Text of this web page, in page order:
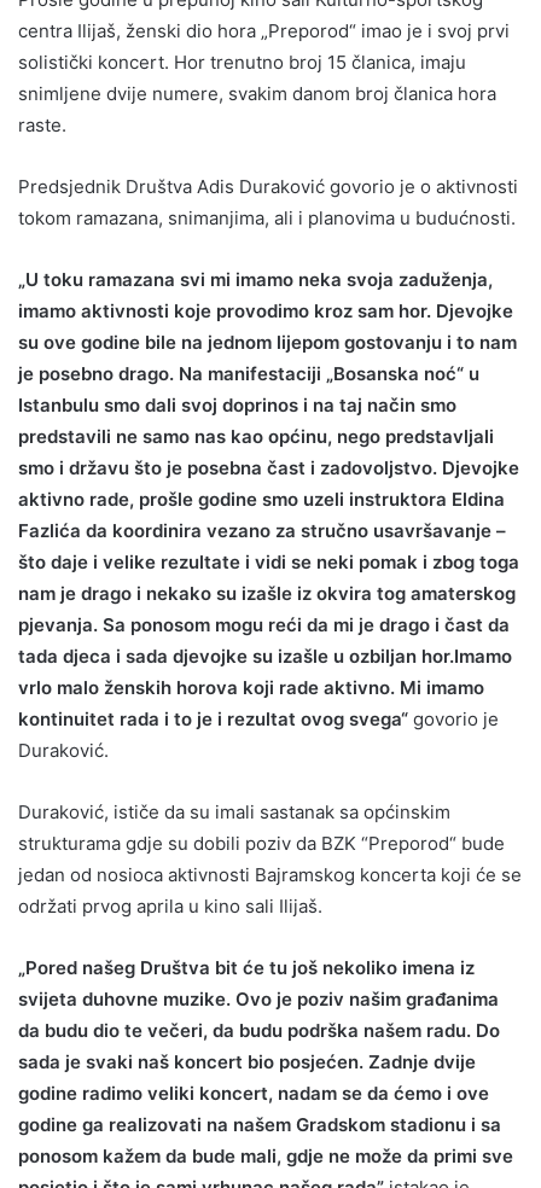
centra Ilijaš, ženski dio hora „Preporod“ imao je i svoj prvi
solistički koncert. Hor trenutno broj 15 članica, imaju
snimljene dvije numere, svakim danom broj članica hora
raste.
Predsjednik Društva Adis Duraković govorio je o aktivnosti
tokom ramazana, snimanjima, ali i planovima u budućnosti.
„U toku ramazana svi mi imamo neka svoja zaduženja,
imamo aktivnosti koje provodimo kroz sam hor. Djevojke
su ove godine bile na jednom lijepom gostovanju i to nam
je posebno drago. Na manifestaciji „Bosanska noć“ u
Istanbulu smo dali svoj doprinos i na taj način smo
predstavili ne samo nas kao općinu, nego predstavljali
smo i državu što je posebna čast i zadovoljstvo. Djevojke
aktivno rade, prošle godine smo uzeli instruktora Eldina
Fazlića da koordinira vezano za stručno usavršavanje –
što daje i velike rezultate i vidi se neki pomak i zbog toga
nam je drago i nekako su izašle iz okvira tog amaterskog
pjevanja. Sa ponosom mogu reći da mi je drago i čast da
tada djeca i sada djevojke su izašle u ozbiljan hor.Imamo
vrlo malo ženskih horova koji rade aktivno. Mi imamo
kontinuitet rada i to je i rezultat ovog svega“ govorio je
Duraković.
Duraković, ističe da su imali sastanak sa općinskim
strukturama gdje su dobili poziv da BZK “Preporod“ bude
jedan od nosioca aktivnosti Bajramskog koncerta koji će se
održati prvog aprila u kino sali Ilijaš.
„Pored našeg Društva bit će tu još nekoliko imena iz
svijeta duhovne muzike. Ovo je poziv našim građanima
da budu dio te večeri, da budu podrška našem radu. Do
sada je svaki naš koncert bio posjećen. Zadnje dvije
godine radimo veliki koncert, nadam se da ćemo i ove
godine ga realizovati na našem Gradskom stadionu i sa
ponosom kažem da bude mali, gdje ne može da primi sve